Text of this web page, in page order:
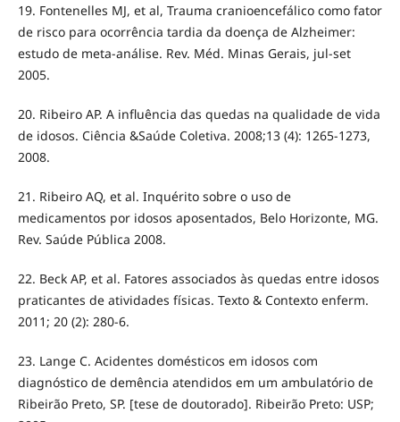
19. Fontenelles MJ, et al, Trauma cranioencefálico como fator
de risco para ocorrência tardia da doença de Alzheimer:
estudo de meta-análise. Rev. Méd. Minas Gerais, jul-set
2005.
20. Ribeiro AP. A influência das quedas na qualidade de vida
de idosos. Ciência &Saúde Coletiva. 2008;13 (4): 1265-1273,
2008.
21. Ribeiro AQ, et al. Inquérito sobre o uso de
medicamentos por idosos aposentados, Belo Horizonte, MG.
Rev. Saúde Pública 2008.
22. Beck AP, et al. Fatores associados às quedas entre idosos
praticantes de atividades físicas. Texto & Contexto enferm.
2011; 20 (2): 280-6.
23. Lange C. Acidentes domésticos em idosos com
diagnóstico de demência atendidos em um ambulatório de
Ribeirão Preto, SP. [tese de doutorado]. Ribeirão Preto: USP;